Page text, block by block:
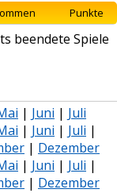
Punkte
beendete Spiele
| Juni | Juli
| Juni | Juli |
| Dezember
| Juni | Juli |
| Dezember